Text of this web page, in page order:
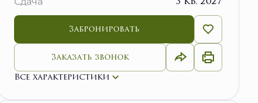
Забронировать
Заказать звонок
Все характеристики